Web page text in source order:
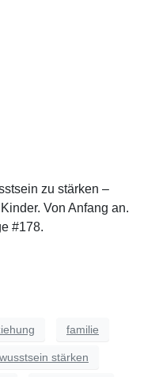
zu stärken –
Von Anfang an.
#178.
familie
stärken